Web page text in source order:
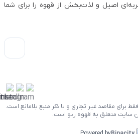
اصیل و لذت‌بخش از قهوه را برای شما
برای مقاصد غیر تجاری و با ذکر منبع بلامانع است.
سایت متعلق به قهوه ریو است.